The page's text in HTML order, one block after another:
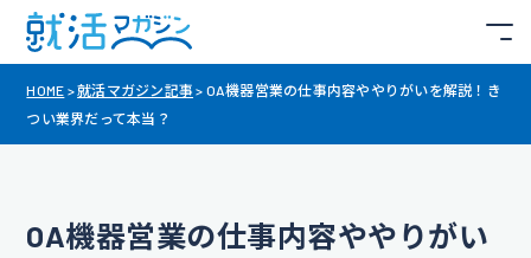
HOME >就活マガジン記事 > OA機器営業の仕事内容ややりがいを解説！き
つい業界だって本当？
OA機器営業の仕事内容ややりがい